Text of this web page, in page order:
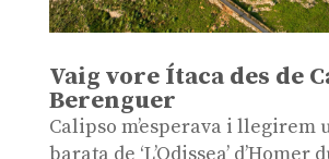
Vaig vore Ítaca des de
Berenguer
Calipso m’esperava i llegirem